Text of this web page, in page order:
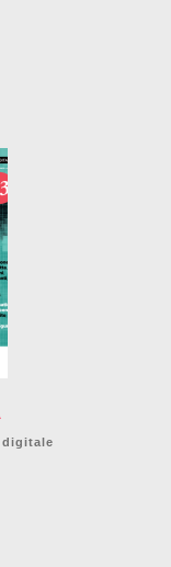
digitale